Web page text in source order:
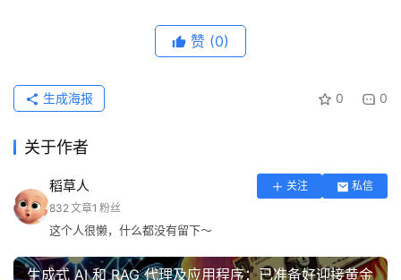
赞 (0)
0 0
生成海报
关于作者
稻草人 关注
私信
832文章1 粉丝
这个人很懒，什么都没有留下～
生成式 AI 和 RAG 代理及应用程序：已准备好迎接黄金